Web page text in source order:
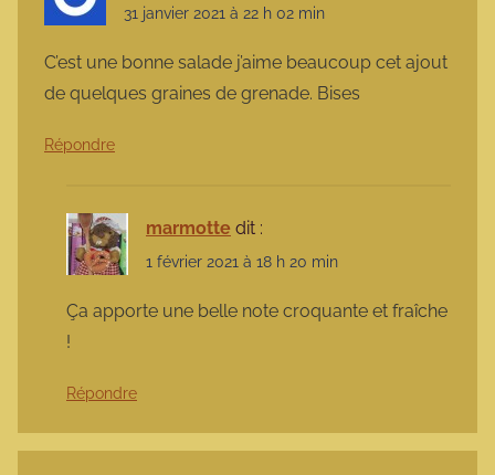
31 janvier 2021 à 22 h 02 min
C’est une bonne salade j’aime beaucoup cet ajout
de quelques graines de grenade. Bises
Répondre
marmotte dit :
1 février 2021 à 18 h 20 min
Ça apporte une belle note croquante et fraîche
!
Répondre